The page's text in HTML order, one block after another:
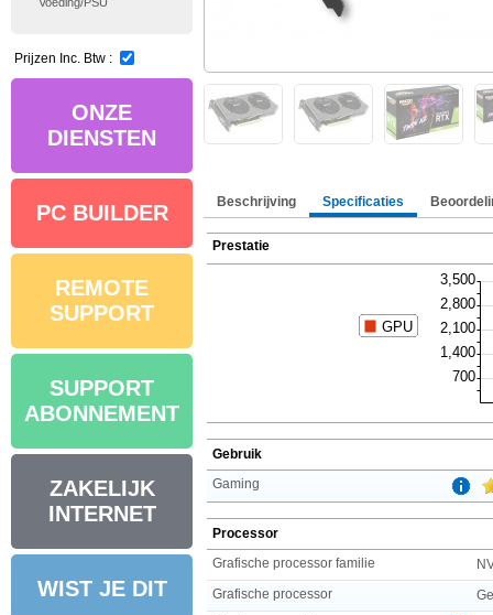
Prijzen Inc. Btw :
ONZE
DIENSTEN
PC BUILDER
REMOTE
SUPPORT
SUPPORT
ABONNEMENT
ZAKELIJK
INTERNET
WIST JE DIT
Beschrijving Specificaties
Prestatie
Gebruik
Gaming
Processor
Grafische processor familie
Grafische processor